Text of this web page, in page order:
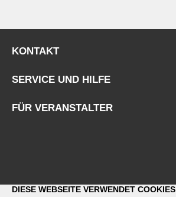
KONTAKT
SERVICE UND HILFE
FÜR VERANSTALTER
DIESE WEBSEITE VERWENDET COOKIES